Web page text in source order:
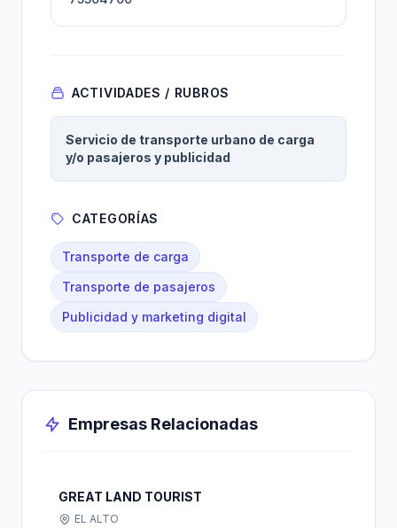
ACTIVIDADES / RUBROS
Servicio de transporte urbano de carga
y/o pasajeros y publicidad
CATEGORÍAS
Transporte de carga
Transporte de pasajeros
Publicidad y marketing digital
Empresas Relacionadas
GREAT LAND TOURIST
EL ALTO